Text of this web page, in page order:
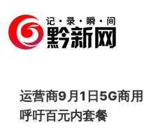
运营商9月1日5G商
呼吁百元内套餐